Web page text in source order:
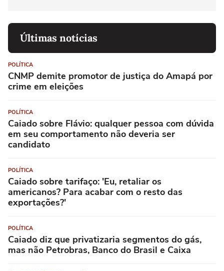
Últimas notícias
POLÍTICA
CNMP demite promotor de justiça do Amapá por
crime em eleições
POLÍTICA
Caiado sobre Flávio: qualquer pessoa com dúvida
em seu comportamento não deveria ser
candidato
POLÍTICA
Caiado sobre tarifaço: 'Eu, retaliar os
americanos? Para acabar com o resto das
exportações?'
POLÍTICA
Caiado diz que privatizaria segmentos do gás,
mas não Petrobras, Banco do Brasil e Caixa